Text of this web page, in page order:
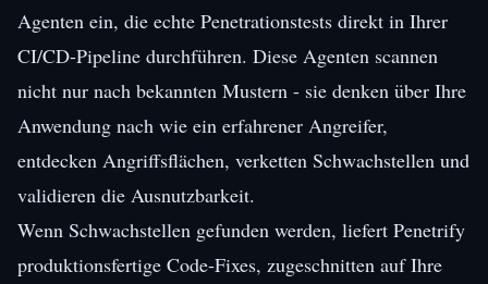
Agenten ein, die echte Penetrationstests direkt in Ihrer
CI/CD-Pipeline durchführen. Diese Agenten scannen
nicht nur nach bekannten Mustern - sie denken über Ihre
Anwendung nach wie ein erfahrener Angreifer,
entdecken Angriffsflächen, verketten Schwachstellen und
validieren die Ausnutzbarkeit.
Wenn Schwachstellen gefunden werden, liefert Penetrify
produktionsfertige Code-Fixes, zugeschnitten auf Ihre